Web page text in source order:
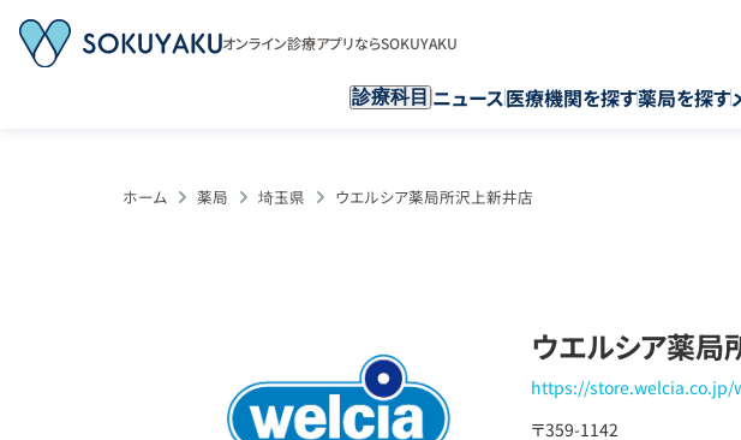
オンライン診療アプリならSOKUYAKU
診療科目 ニュース医療機関を探す薬局を探す
ホーム 薬局 埼玉県 ウエルシア薬局所沢上新井店
ウエルシア薬局
https://store.welcia.co.jp/
〒359-1142